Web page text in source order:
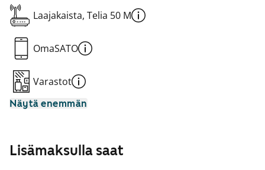
Laajakaista, Telia 50 M
OmaSATO
Varastot
Näytä enemmän
Lisämaksulla saat